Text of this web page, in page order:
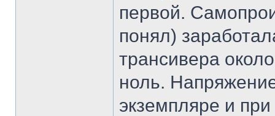
первой.
понял)
трансивера
ноль.
экземпляре и